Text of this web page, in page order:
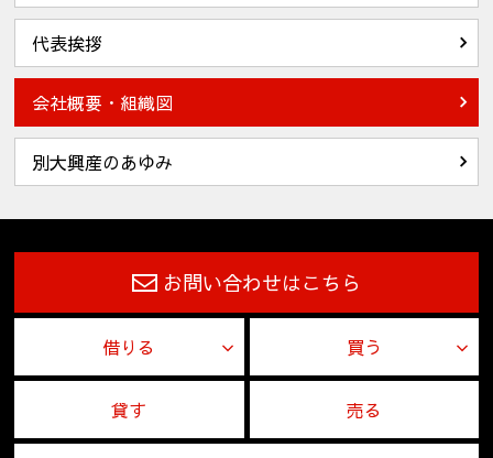
代表挨拶
会社概要・組織図
別大興産のあゆみ
お問い合わせはこちら
借りる 買う
貸す 売る